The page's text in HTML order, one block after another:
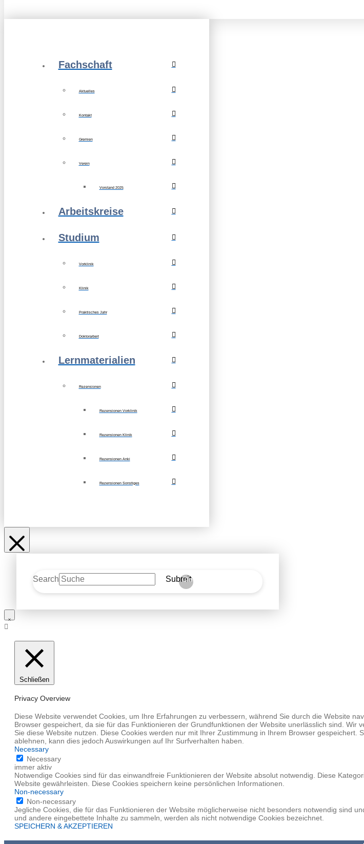
Fachschaft
Aktuelles
Kontakt
Gremien
Verein
Vorstand 2025
Arbeitskreise
Studium
Vorklinik
Klinik
Praktisches Jahr
Doktorarbeit
Lernmaterialien
Rezensionen
Rezensionen Vorklinik
Rezensionen Klinik
Rezensionen Anki
Rezensionen Sonstiges
Search Submit
Clear
Schließen
Privacy Overview
Diese Website verwendet Cookies, um Ihre Erfahrungen zu verbessern, während Sie durch die Website
Browser gespeichert, da sie für das Funktionieren der Grundfunktionen der Website unerlässlich sind.
Sie diese Website nutzen. Diese Cookies werden nur mit Ihrer Zustimmung in Ihrem Browser
ablehnen, kann dies jedoch Auswirkungen auf Ihr Surfverhalten haben.
Necessary
Necessary
immer aktiv
Notwendige Cookies sind für das einwandfreie Funktionieren der Website absolut notwendig. Diese
Website gewährleisten. Diese Cookies speichern keine persönlichen Informationen.
Non-necessary
Non-necessary
Jegliche Cookies, die für das Funktionieren der Website möglicherweise nicht besonders notwendig sind
und andere eingebettete Inhalte zu sammeln, werden als nicht notwendige Cookies bezeichnet.
SPEICHERN & AKZEPTIEREN